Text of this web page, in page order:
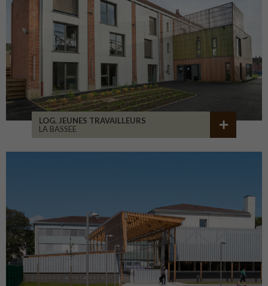
LOG. JEUNES TRAVAILLEURS
LA BASSEE